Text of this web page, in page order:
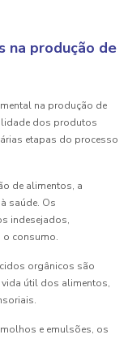
na produção de
na produção de
dos produtos
etapas do processo
de alimentos, a
saúde. Os
indesejados,
o consumo.
orgânicos são
útil dos alimentos,
e emulsões, os